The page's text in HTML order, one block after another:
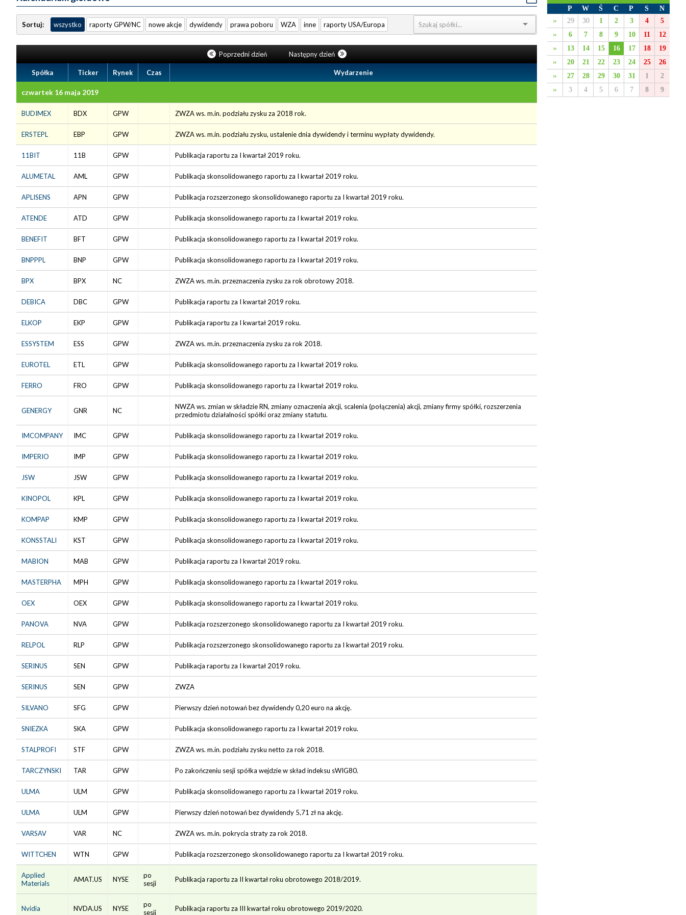
Sortuj: wszystko raporty GPW/NC nowe akcje dywidendy prawa poboru WZA inne raporty USA/Europa
Poprzedni dzień Następny dzień
Spółka Ticker Rynek Czas Wydarzenie
czwartek 16 maja 2019
BUDIMEX BDX GPW ZWZA ws. m.in. podziału zysku za 2018 rok.
ERSTEPL EBP GPW ZWZA ws. m.in. podziału zysku, ustalenie dnia dywidendy i terminu wypłaty dywidendy.
11BIT 11B GPW Publikacja raportu za I kwartał 2019 roku.
ALUMETAL AML GPW Publikacja skonsolidowanego raportu za I kwartał 2019 roku.
APLISENS APN GPW Publikacja rozszerzonego skonsolidowanego raportu za I kwartał 2019 roku.
ATENDE ATD GPW Publikacja skonsolidowanego raportu za I kwartał 2019 roku.
BENEFIT BFT GPW Publikacja skonsolidowanego raportu za I kwartał 2019 roku.
BNPPPL BNP GPW Publikacja skonsolidowanego raportu za I kwartał 2019 roku.
BPX BPX NC ZWZA ws. m.in. przeznaczenia zysku za rok obrotowy 2018.
DEBICA DBC GPW Publikacja raportu za I kwartał 2019 roku.
ELKOP EKP GPW Publikacja raportu za I kwartał 2019 roku.
ESSYSTEM ESS GPW ZWZA ws. m.in. przeznaczenia zysku za rok 2018.
EUROTEL ETL GPW Publikacja skonsolidowanego raportu za I kwartał 2019 roku.
FERRO FRO GPW Publikacja skonsolidowanego raportu za I kwartał 2019 roku.
GENERGY GNR NC
NWZA ws. zmian w składzie RN, zmiany oznaczenia akcji, scalenia (połączenia) akcji, zmiany firmy spółki, rozszerzenia
przedmiotu działalności spółki oraz zmiany statutu.
IMCOMPANY IMC GPW Publikacja skonsolidowanego raportu za I kwartał 2019 roku.
IMPERIO IMP GPW Publikacja skonsolidowanego raportu za I kwartał 2019 roku.
JSW JSW GPW Publikacja skonsolidowanego raportu za I kwartał 2019 roku.
KINOPOL KPL GPW Publikacja skonsolidowanego raportu za I kwartał 2019 roku.
KOMPAP KMP GPW Publikacja skonsolidowanego raportu za I kwartał 2019 roku.
KONSSTALI KST GPW Publikacja skonsolidowanego raportu za I kwartał 2019 roku.
MABION MAB GPW Publikacja raportu za I kwartał 2019 roku.
MASTERPHA MPH GPW Publikacja skonsolidowanego raportu za I kwartał 2019 roku.
OEX OEX GPW Publikacja skonsolidowanego raportu za I kwartał 2019 roku.
PANOVA NVA GPW Publikacja rozszerzonego skonsolidowanego raportu za I kwartał 2019 roku.
RELPOL RLP GPW Publikacja rozszerzonego skonsolidowanego raportu za I kwartał 2019 roku.
SERINUS SEN GPW Publikacja raportu za I kwartał 2019 roku.
SERINUS SEN GPW ZWZA
SILVANO SFG GPW Pierwszy dzień notowań bez dywidendy 0,20 euro na akcję.
SNIEZKA SKA GPW Publikacja skonsolidowanego raportu za I kwartał 2019 roku.
STALPROFI STF GPW ZWZA ws. m.in. podziału zysku netto za rok 2018.
TARCZYNSKI TAR GPW Po zakończeniu sesji spółka wejdzie w skład indeksu sWIG80.
ULMA ULM GPW Publikacja skonsolidowanego raportu za I kwartał 2019 roku.
ULMA ULM GPW Pierwszy dzień notowań bez dywidendy 5,71 zł na akcję.
VARSAV VAR NC ZWZA ws. m.in. pokrycia straty za rok 2018.
WITTCHEN WTN GPW Publikacja rozszerzonego skonsolidowanego raportu za I kwartał 2019 roku.
Applied
Materials
AMAT.US NYSE
po
sesji
Publikacja raportu za II kwartał roku obrotowego 2018/2019.
Nvidia NVDA.US NYSE
po
sesji
Publikacja raportu za III kwartał roku obrotowego 2019/2020.
» 29 30 1 2 3 4 5
» 6 7 8 9 10 11 12
» 13 14 15 16 17 18 19
» 20 21 22 23 24 25 26
» 27 28 29 30 31 1 2
» 3 4 5 6 7 8 9
P W Ś C P S N